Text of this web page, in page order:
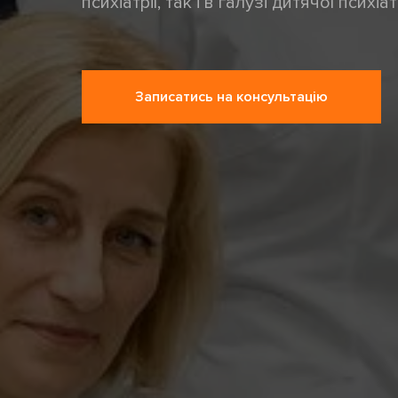
Записатись на консультацію